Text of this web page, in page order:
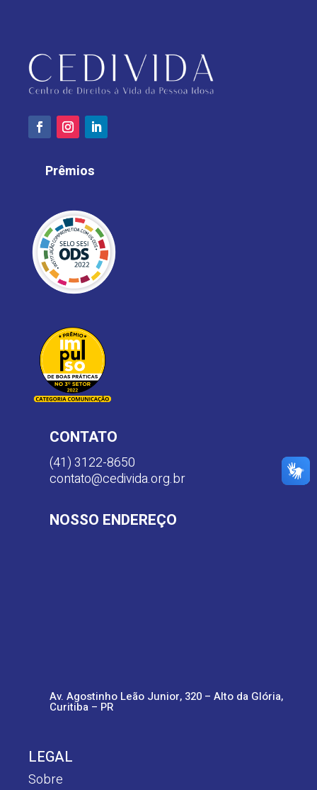
Prêmios
CONTATO
(41) 3122-8650
contato@cedivida.org.br
NOSSO ENDEREÇO
Av. Agostinho Leão Junior, 320 – Alto da Glória,
Curitiba – PR
LEGAL
Sobre